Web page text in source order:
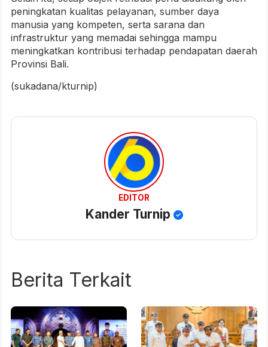
peningkatan kualitas pelayanan, sumber daya
manusia yang kompeten, serta sarana dan
infrastruktur yang memadai sehingga mampu
meningkatkan kontribusi terhadap pendapatan daerah
Provinsi Bali.
(sukadana/kturnip)
EDITOR
Kander Turnip
Berita Terkait